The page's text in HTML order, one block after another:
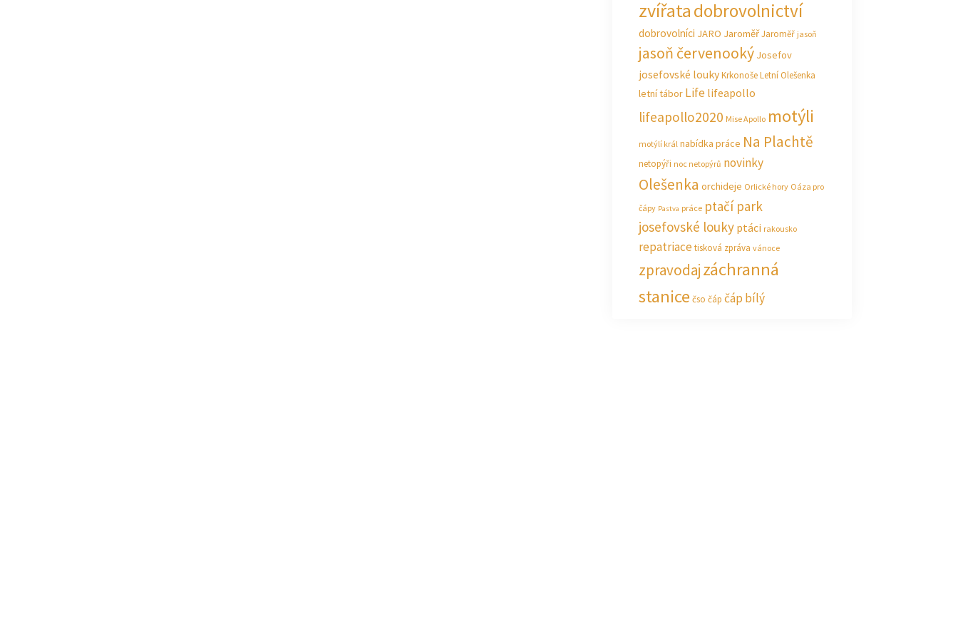
zvířatadobrovolnictví
dobrovolníci JARO JaroměřJaroměř jasoň
jasoň červenooký Josefov
josefovské loukyKrkonošeLetní Olešenka
letní tábor Life lifeapollo
lifeapollo2020 Mise Apollo motýli
motýlí král nabídka práce Na Plachtě
netopýři noc netopýrů novinky
Olešenka orchideje Orlické hory Oáza pro
čápy Pastva práce ptačí park
josefovské louky ptáci rakousko
repatriacetisková zpráva vánoce
zpravodajzáchranná
stanice čso čáp čáp bílý